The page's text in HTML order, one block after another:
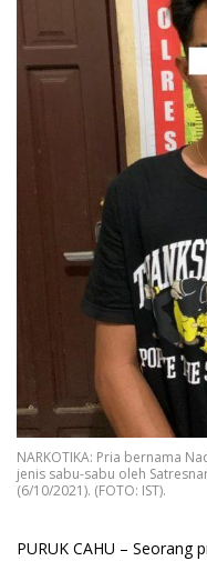
NARKOTIKA: Pria bernama
jenis sabu-sabu oleh
(6/10/2021). (FOTO: IST).
PURUK CAHU – Seorang